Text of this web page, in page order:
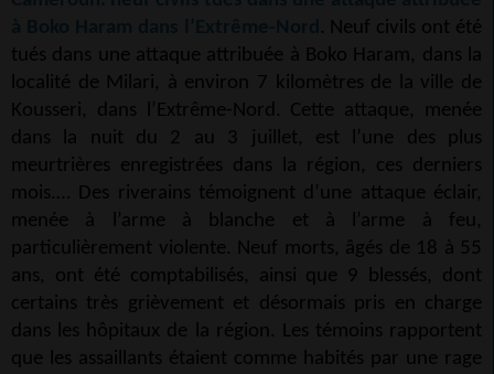
. Neuf civils ont été
tués dans une attaque attribuée à Boko Haram, dans la
localité de Milari, à environ 7 kilomètres de la ville de
Kousseri, dans l’Extrême-Nord. Cette attaque, menée
dans la nuit du 2 au 3 juillet, est l’une des plus
meurtrières enregistrées dans la région, ces derniers
mois.… Des riverains témoignent d’une attaque éclair,
menée à l’arme à blanche et à l’arme à feu,
particulièrement violente. Neuf morts, âgés de 18 à 55
ans, ont été comptabilisés, ainsi que 9 blessés, dont
certains très grièvement et désormais pris en charge
dans les hôpitaux de la région. Les témoins rapportent
que les assaillants étaient comme habités par une rage